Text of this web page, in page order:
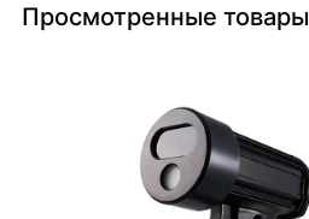
Просмотренные товары